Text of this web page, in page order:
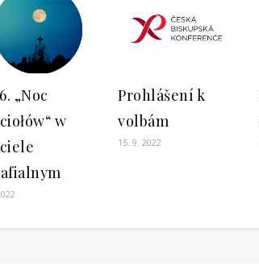
„Noc
w
Prohlášení k
volbám
15. 9. 2022